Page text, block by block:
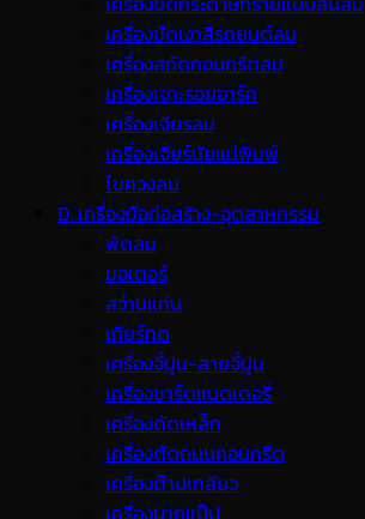
เครื่องขัดเงาสีรถยนต์ลม
เครื่องสกัดคอนกรีตลม
เครื่องเจาะรอยอาร์ค
เครื่องเจียรลม
เครื่องเจียร์นัยแม่พิมพ์
ไขควงลม
D. เครื่องมือก่อสร้าง-อุตสาหกรรม
พ้ดลม
มอเตอร์
สว่านแท่น
เกียร์ทด
เครื่องจี้ปูน-สายจี้ปูน
เครื่องชาร์ตแบตเตอรี่
เครื่องดัดเหล็ก
เครื่องตัดถนนคอนกรีต
เครื่องต๊าปเกลียว
เครื่องบากแป๊ป